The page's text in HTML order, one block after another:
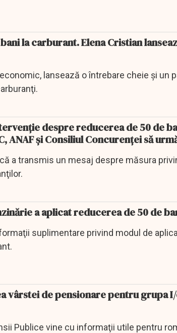
la carburant. Elena Cristian
lansează o întrebare cheie şi un
despre reducerea de 50 de
ANAF și Consiliul Concurenței să
a transmis un mesaj despre măsura
a aplicat reducerea de 50 de
suplimentare privind modul de
vârstei de pensionare pentru grupa
Publice vine cu informaţii utile pentru